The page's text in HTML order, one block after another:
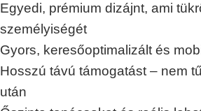
Egyedi, prémium dizájnt, ami
személyiségét
Gyors, keresőoptimalizált és
Hosszú távú támogatást – nem
után